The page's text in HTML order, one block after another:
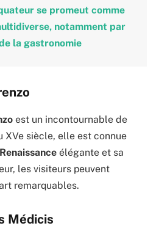
se promeut comme
notamment par
la gastronomie
est un incontournable de
XVe siècle, elle est connue
élégante et sa
les visiteurs peuvent
remarquables.
Médicis